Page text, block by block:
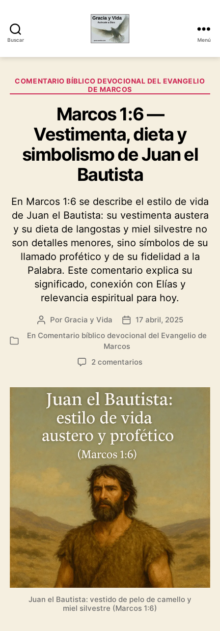
Buscar
y
Menú
Categorías
COMENTARIO BÍBLICO DEVOCIONAL DEL EVANGELIO
DE MARCOS
Marcos 1:6 —
Vestimenta, dieta y
simbolismo de Juan el
Bautista
En Marcos 1:6 se describe el estilo de vida
de Juan el Bautista: su vestimenta austera
y su dieta de langostas y miel silvestre no
son detalles menores, sino símbolos de su
llamado profético y de su fidelidad a la
Palabra. Este comentario explica su
significado, conexión con Elías y
relevancia espiritual para hoy.
Autor
de
Por Gracia y Vida
Fecha
de
17 abril, 2025
Categorías
En Comentario bíblico devocional del Evangelio de
Marcos
2 comentariosen
—
Vestimenta,
dieta
y
simbolismo
Juan el Bautista: vestido de pelo de camello y
miel silvestre (Marcos 1:6)